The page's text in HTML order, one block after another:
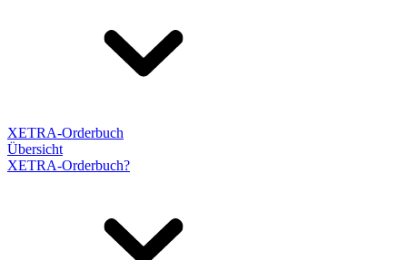
XETRA-Orderbuch
Übersicht
XETRA-Orderbuch?